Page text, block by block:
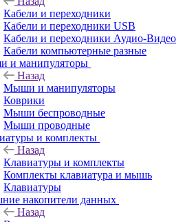
Кабели и переходники
Кабели и переходники USB
Кабели и переходники Аудио-Видео
Кабели компьютерные разные
и манипуляторы
Назад
Мыши и манипуляторы
Коврики
Мыши беспроводные
Мыши проводные
и комплекты
Назад
Клавиатуры и комплекты
Комплекты клавиатура и мышь
Клавиатуры
накопители данных
Назад